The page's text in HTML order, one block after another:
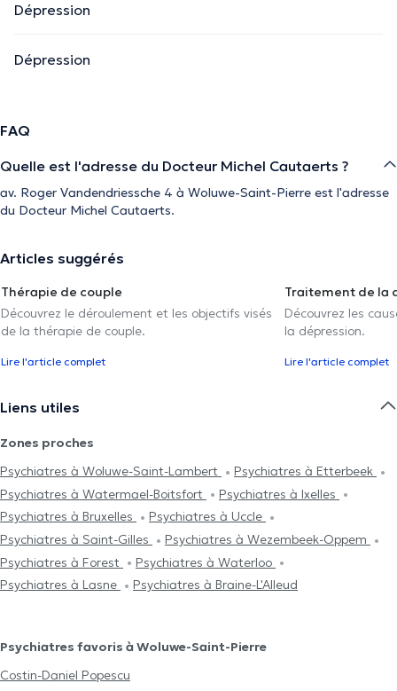
Dépression
Dépression
FAQ
Quelle est l'adresse du Docteur Michel Cautaerts ?
av. Roger Vandendriessche 4 à Woluwe-Saint-Pierre est l'adresse
du Docteur Michel Cautaerts.
Articles suggérés
Thérapie de couple
Découvrez le déroulement et les objectifs visés
de la thérapie de couple.
Lire l'article complet
Traitement de la
Découvrez les
la dépression.
Lire l'article complet
Liens utiles
Zones proches
Psychiatres à Woluwe-Saint-Lambert
Psychiatres à Etterbeek
Psychiatres à Watermael-Boitsfort
Psychiatres à Ixelles
Psychiatres à Bruxelles
Psychiatres à Uccle
Psychiatres à Saint-Gilles
Psychiatres à Wezembeek-Oppem
Psychiatres à Forest
Psychiatres à Waterloo
Psychiatres à Lasne
Psychiatres à Braine-L'Alleud
Psychiatres favoris à Woluwe-Saint-Pierre
Costin-Daniel Popescu